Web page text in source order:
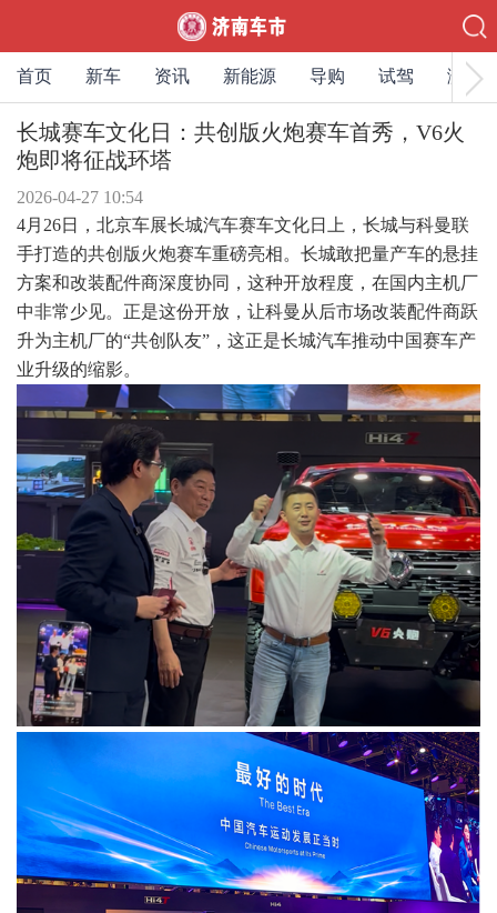
首页 新车 资讯 新能源 导购 试驾 测评
长城赛车文化日：共创版火炮赛车首秀，V6火
炮即将征战环塔
2026-04-27 10:54
4月26日，北京车展长城汽车赛车文化日上，长城与科曼联
手打造的共创版火炮赛车重磅亮相。长城敢把量产车的悬挂
方案和改装配件商深度协同，这种开放程度，在国内主机厂
中非常少见。正是这份开放，让科曼从后市场改装配件商跃
升为主机厂的“共创队友”， 这正是长城汽车推动中国赛车产
业升级的缩影。